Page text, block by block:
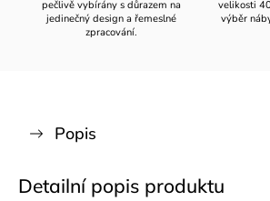
pečlivě vybírány s důrazem na
jedinečný design a řemeslné
zpracování.
velikosti
výběr
Popis
Detailní popis produktu